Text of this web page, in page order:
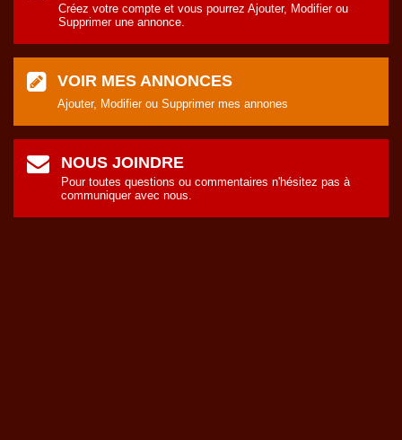
Créez votre compte et vous pourrez Ajouter, Modifier ou
Supprimer une annonce.
VOIR MES ANNONCES
Ajouter, Modifier ou Supprimer mes annones
NOUS JOINDRE
Pour toutes questions ou commentaires n'hésitez pas à
communiquer avec nous.